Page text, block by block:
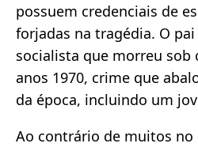
possuem credenciais de
forjadas na tragédia. O
socialista que morreu sob
anos 1970, crime que
da época, incluindo um
Ao contrário de muitos